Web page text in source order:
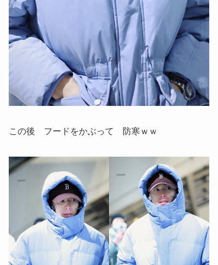
この後 フードをかぶって 防寒ｗｗ